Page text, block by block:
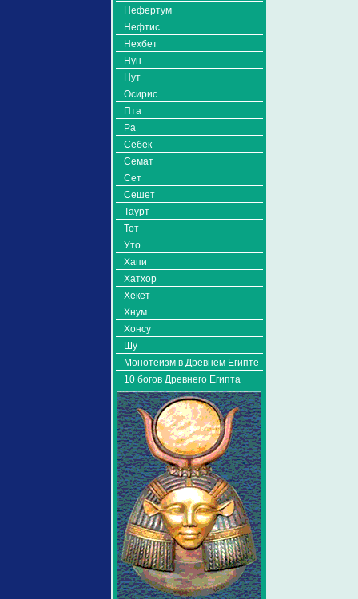
Нефертум
Нефтис
Нехбет
Нун
Нут
Осирис
Пта
Ра
Себек
Семат
Сет
Сешет
Таурт
Тот
Уто
Хапи
Хатхор
Хекет
Хнум
Хонсу
Шу
Монотеизм в Древнем Египте
10 богов Древнего Египта